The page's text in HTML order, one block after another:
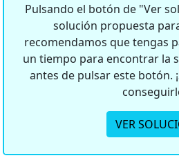
Pulsando el botón de "Ver
solución propuesta
recomendamos que tengas
un tiempo para encontrar la
antes de pulsar este botón.
VER